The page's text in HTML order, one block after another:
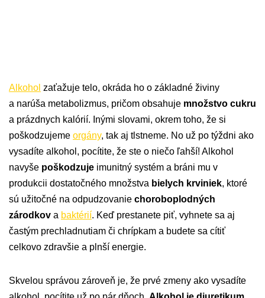
Alkohol zaťažuje telo, okráda ho o základné živiny
a narúša metabolizmus, pričom obsahuje množstvo cukru
a prázdnych kalórií. Inými slovami, okrem toho, že si
poškodzujeme orgány, tak aj tlstneme. No už po týždni ako
vysadíte alkohol, pocítite, že ste o niečo ľahší! Alkohol
navyše poškodzuje imunitný systém a bráni mu v
produkcii dostatočného množstva bielych krviniek, ktoré
sú užitočné na odpudzovanie choroboplodných
zárodkov a baktérií. Keď prestanete piť, vyhnete sa aj
častým prechladnutiam či chrípkam a budete sa cítiť
celkovo zdravšie a plnší energie.
Skvelou správou zároveň je, že prvé zmeny ako vysadíte